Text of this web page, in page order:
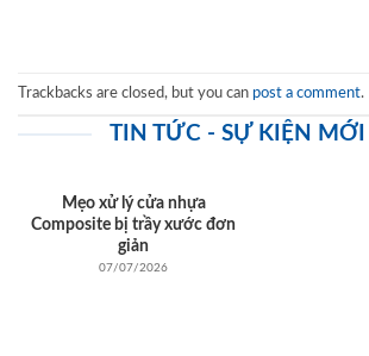
Trackbacks are closed, but you can post a comment.
TIN TỨC - SỰ KIỆN
Mẹo xử lý cửa nhựa
Composite bị trầy xước đơn
giản
07/07/2026